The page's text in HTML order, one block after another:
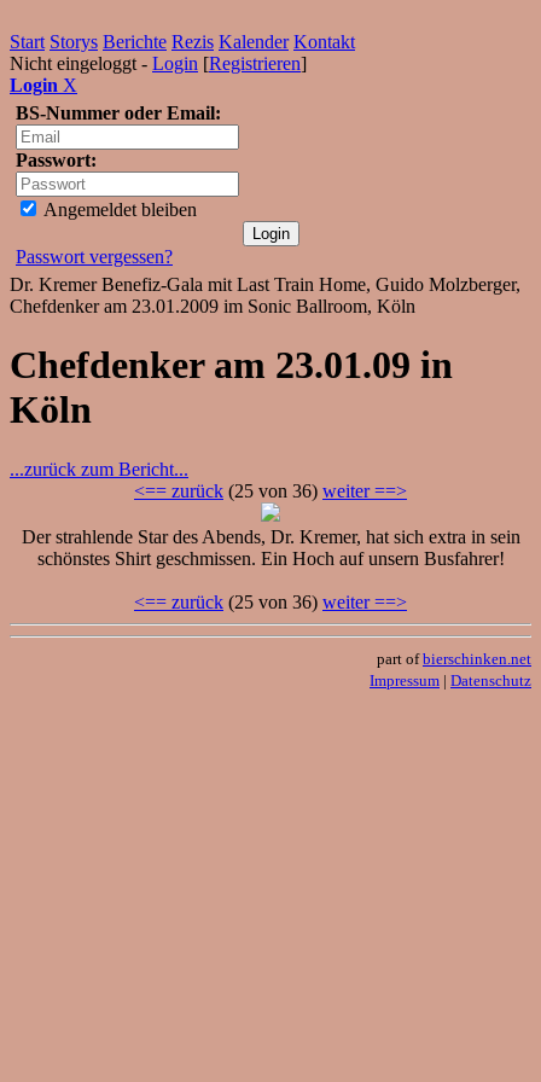
Start Storys Berichte Rezis Kalender Kontakt
Nicht eingeloggt - Login [Registrieren]
Login X
BS-Nummer oder Email:
Passwort:
Angemeldet bleiben
Passwort vergessen?
Dr. Kremer Benefiz-Gala mit Last Train Home, Guido Molzberger,
Chefdenker am 23.01.2009 im Sonic Ballroom, Köln
Chefdenker am 23.01.09 in
Köln
...zurück zum Bericht...
<== zurück (25 von 36) weiter ==>
Der strahlende Star des Abends, Dr. Kremer, hat sich extra in sein
schönstes Shirt geschmissen. Ein Hoch auf unsern Busfahrer!
<== zurück (25 von 36) weiter ==>
part ofbierschinken.net
Impressum | Datenschutz